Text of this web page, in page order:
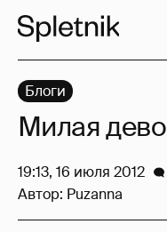
Блоги
Милая
19:13, 16 июля 2012
Автор: Puzanna